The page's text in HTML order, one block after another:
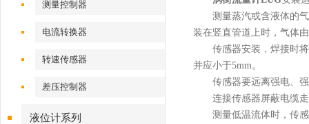
测量控制器
电流转换器
转速传感器
差压控制器
液位计系列
测量蒸汽或含液体的气
装在竖直管道上时，气体
传感器安装，焊接时将
并应小于5mm。
传感器要远离强电、强
连接传感器屏蔽电缆走
测量低温流体时，传感